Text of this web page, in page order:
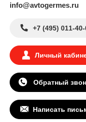
info@avtogermes.ru
+7 (495) 011-
Личный
Обратный
Написать